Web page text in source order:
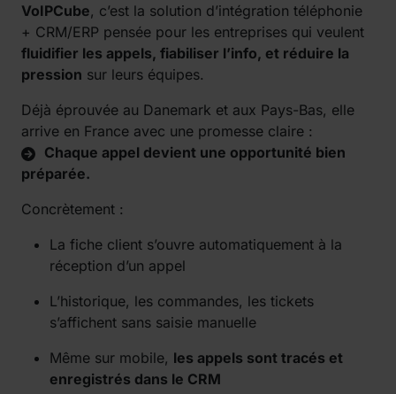
VoIPCube, c’est la solution d’intégration téléphonie
+ CRM/ERP pensée pour les entreprises qui veulent
fluidifier les appels, fiabiliser l’info, et réduire la
pression sur leurs équipes.
Déjà éprouvée au Danemark et aux Pays-Bas, elle
arrive en France avec une promesse claire :
Chaque appel devient une opportunité bien
préparée.
Concrètement :
La fiche client s’ouvre automatiquement à la
réception d’un appel
L’historique, les commandes, les tickets
s’affichent sans saisie manuelle
Même sur mobile, les appels sont tracés et
enregistrés dans le CRM